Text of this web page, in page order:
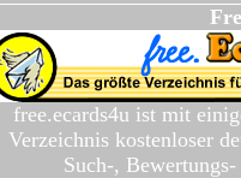
free.ecards4u ist mit
Verzeichnis kostenloser
Such-,